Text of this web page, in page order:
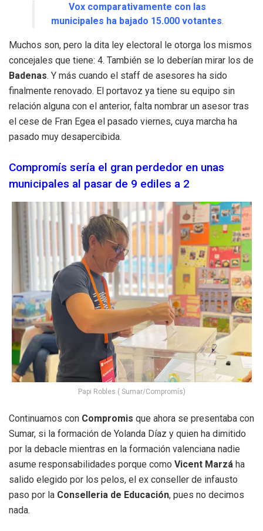
Vox comparativamente con las
municipales ha bajado 15.000 votantes.
Muchos son, pero la dita ley electoral le otorga los mismos
concejales que tiene: 4. También se lo deberían mirar los de
Badenas. Y más cuando el staff de asesores ha sido
finalmente renovado. El portavoz ya tiene su equipo sin
relación alguna con el anterior, falta nombrar un asesor tras
el cese de Fran Egea el pasado viernes, cuya marcha ha
pasado muy desapercibida.
Compromís sería el gran perdedor en unas
municipales al pasar de 9 ediles a 2
Papi Robles ( Sumar/Compromís)
Continuamos con Compromis que ahora se presentaba con
Sumar, si la formación de Yolanda Díaz y quien ha dimitido
por la debacle mientras en la formación valenciana nadie
asume responsabilidades porque como Vicent Marzá ha
salido elegido por los pelos, el ex conseller de infausto
paso por la Conselleria de Educación, pues no decimos
nada.